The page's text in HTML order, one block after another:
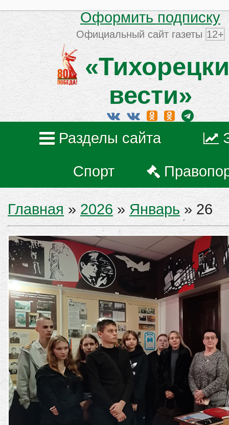
Оформить подписку
Официальный сайт газеты 12+
вести»
Разделы сайта
Спорт
Главная » 2026 » Январь » 26